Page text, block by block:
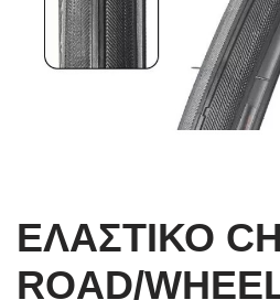
ΕΛΑΣΤΙΚΟ
ROAD/